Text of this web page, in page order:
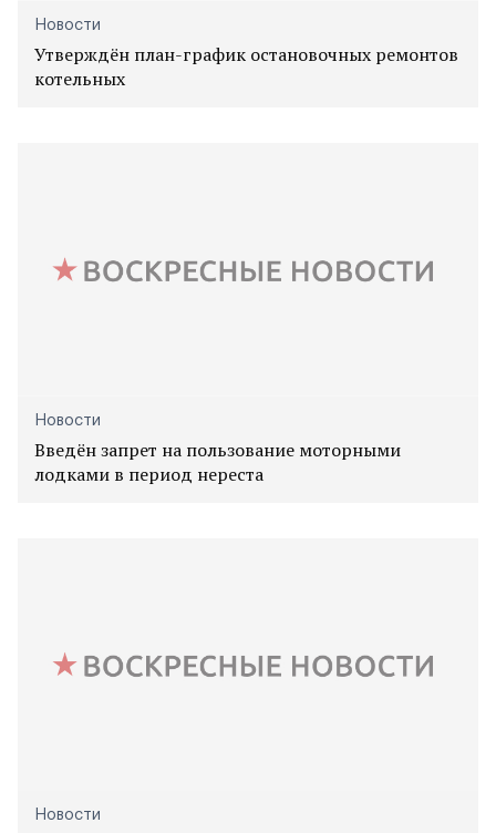
Новости
Утверждён план-график остановочных ремонтов
котельных
Новости
Введён запрет на пользование моторными
лодками в период нереста
Новости